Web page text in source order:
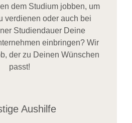
dem Studium jobben, um
verdienen oder auch bei
Studiendauer Deine
einbringen? Wir
der zu Deinen Wünschen
passt!
Aushilfe